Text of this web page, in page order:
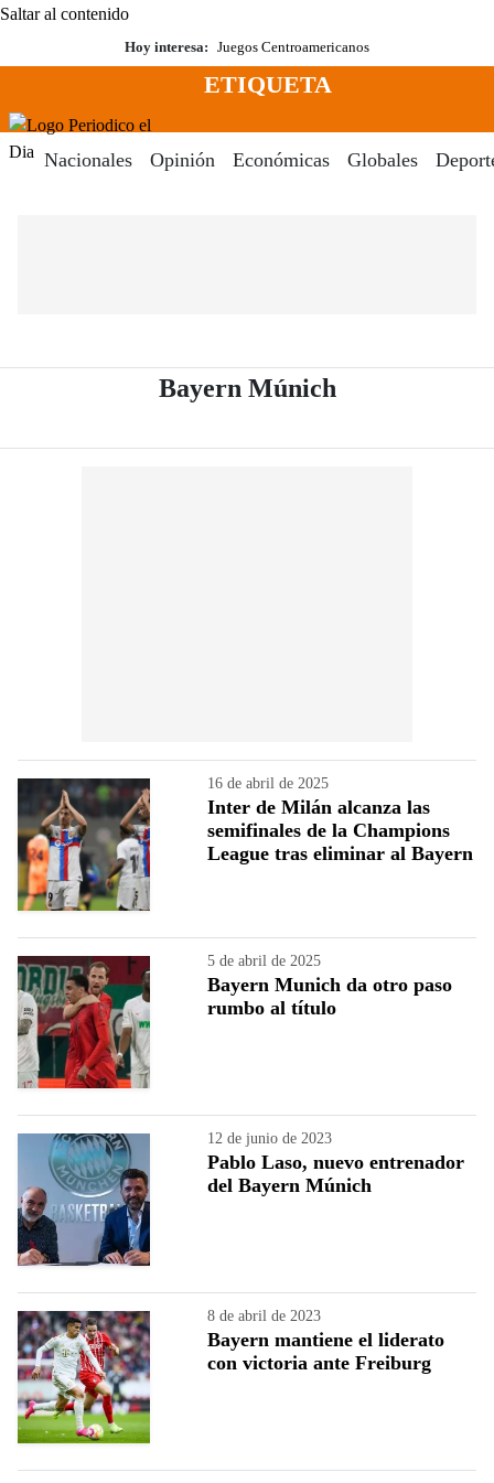
Saltar al contenido
Hoy interesa: Juegos Centroamericanos
Menú
ETIQUETA
Nacionales Opinión Económicas Globales
Bayern Múnich- Periódico
16 de abril de 2025
Inter de Milán alcanza las
semifinales de la Champions
League tras eliminar al Bayern
5 de abril de 2025
Bayern Munich da otro paso
rumbo al título
12 de junio de 2023
Pablo Laso, nuevo entrenador
del Bayern Múnich
8 de abril de 2023
Bayern mantiene el liderato
con victoria ante Freiburg